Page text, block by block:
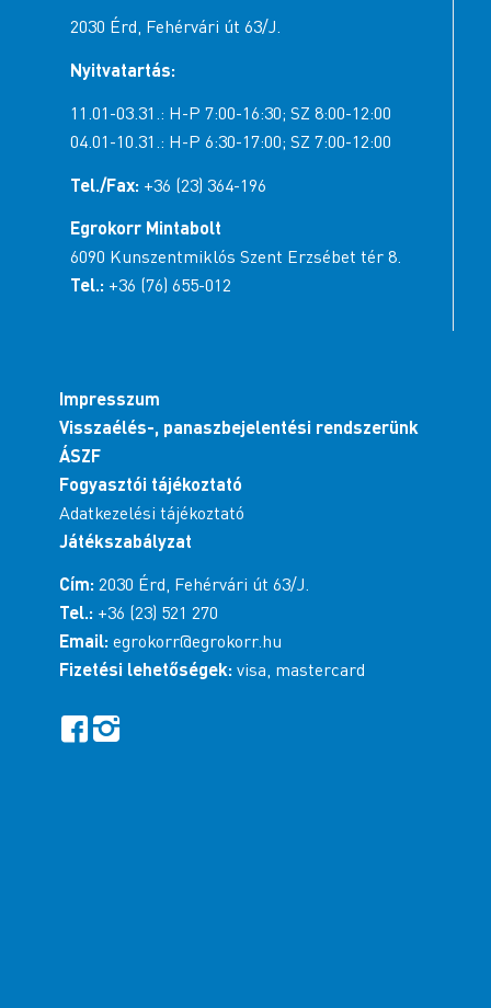
2030 Érd, Fehérvári út 63/J.
Nyitvatartás:
11.01-03.31.: H-P 7:00-16:30; SZ 8:00-12:00
04.01-10.31.: H-P 6:30-17:00; SZ 7:00-12:00
Tel./Fax: +36 (23) 364-196
Egrokorr Mintabolt
6090 Kunszentmiklós Szent Erzsébet tér 8.
Tel.: +36 (76) 655-012
Impresszum
Visszaélés-, panaszbejelentési rendszerünk
ÁSZF
Fogyasztói tájékoztató
Adatkezelési tájékoztató
Játékszabályzat
Cím: 2030 Érd, Fehérvári út 63/J.
Tel.: +36 (23) 521 270
Email: egrokorr@egrokorr.hu
Fizetési lehetőségek: visa, mastercard